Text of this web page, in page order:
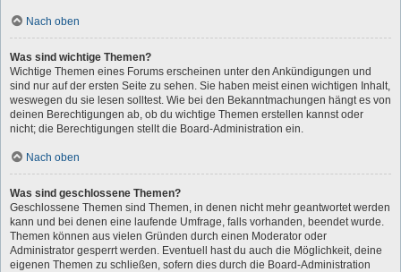
Nach oben
Was sind wichtige Themen?
Wichtige Themen eines Forums erscheinen unter den Ankündigungen und
sind nur auf der ersten Seite zu sehen. Sie haben meist einen wichtigen Inhalt,
weswegen du sie lesen solltest. Wie bei den Bekanntmachungen hängt es von
deinen Berechtigungen ab, ob du wichtige Themen erstellen kannst oder
nicht; die Berechtigungen stellt die Board-Administration ein.
Nach oben
Was sind geschlossene Themen?
Geschlossene Themen sind Themen, in denen nicht mehr geantwortet werden
kann und bei denen eine laufende Umfrage, falls vorhanden, beendet wurde.
Themen können aus vielen Gründen durch einen Moderator oder
Administrator gesperrt werden. Eventuell hast du auch die Möglichkeit, deine
eigenen Themen zu schließen, sofern dies durch die Board-Administration